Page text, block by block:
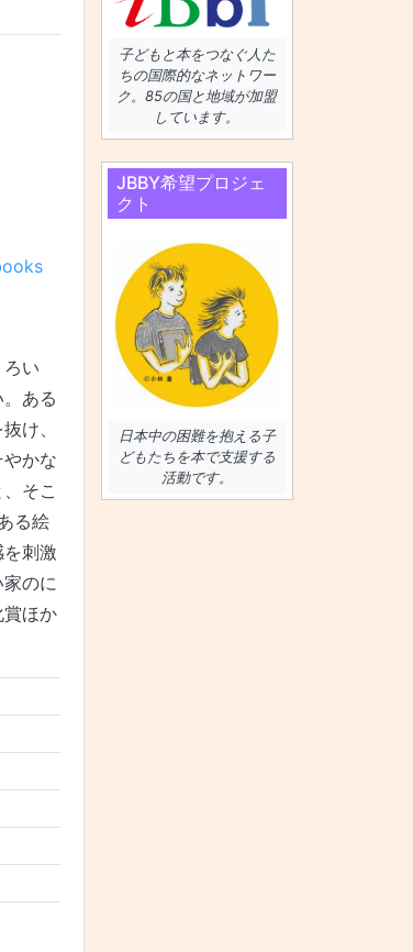
い
ある
け、
かな
そこ
る絵
刺激
のに
ほか
子どもと本をつなぐ人た
ちの国際的なネットワー
ク。85の国と地域が加盟
しています。
JBBY希望プロジェ
クト
日本中の困難を抱える子
どもたちを本で支援する
活動です。